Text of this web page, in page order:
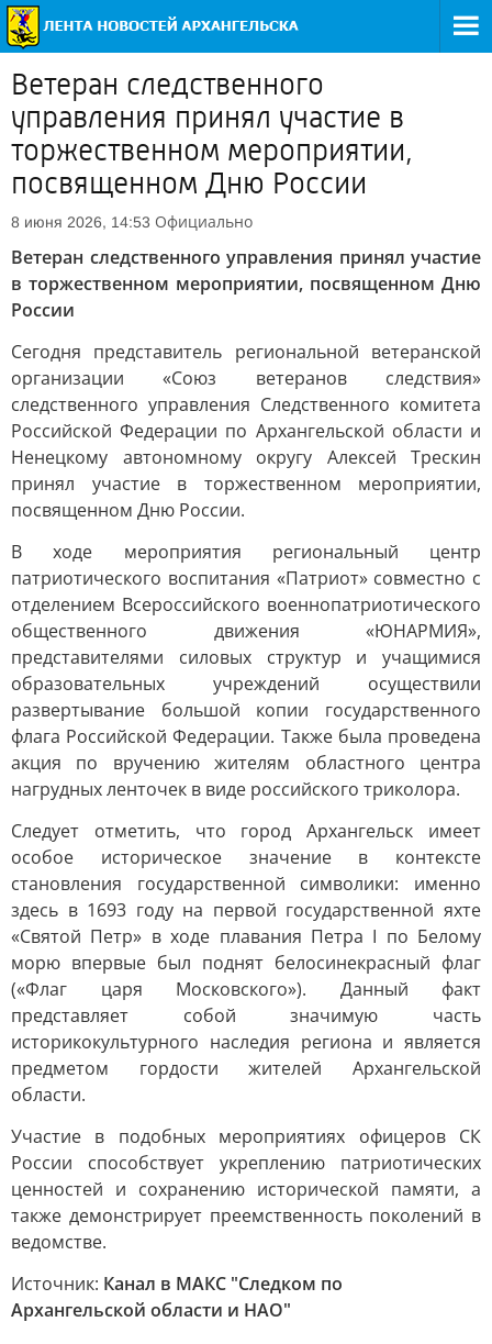
Ветеран следственного
управления принял участие в
торжественном мероприятии,
посвященном Дню России
8 июня 2026, 14:53 Официально
Ветеран следственного управления принял участие
в торжественном мероприятии, посвященном Дню
России
Сегодня представитель региональной ветеранской
организации «Союз ветеранов следствия»
следственного управления Следственного комитета
Российской Федерации по Архангельской области и
Ненецкому автономному округу Алексей Трескин
принял участие в торжественном мероприятии,
посвященном Дню России.
В ходе мероприятия региональный центр
патриотического воспитания «Патриот» совместно с
отделением Всероссийского военнопатриотического
общественного движения «ЮНАРМИЯ»,
представителями силовых структур и учащимися
образовательных учреждений осуществили
развертывание большой копии государственного
флага Российской Федерации. Также была проведена
акция по вручению жителям областного центра
нагрудных ленточек в виде российского триколора.
Следует отметить, что город Архангельск имеет
особое историческое значение в контексте
становления государственной символики: именно
здесь в 1693 году на первой государственной яхте
«Святой Петр» в ходе плавания Петра I по Белому
морю впервые был поднят белосинекрасный флаг
(«Флаг царя Московского»). Данный факт
представляет собой значимую часть
историкокультурного наследия региона и является
предметом гордости жителей Архангельской
области.
Участие в подобных мероприятиях офицеров СК
России способствует укреплению патриотических
ценностей и сохранению исторической памяти, а
также демонстрирует преемственность поколений в
ведомстве.
Источник: Канал в МАКС "Следком по
Архангельской области и НАО"